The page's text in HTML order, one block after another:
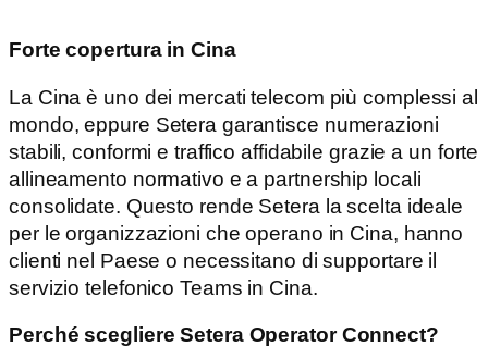
Forte copertura in Cina
La Cina è uno dei mercati telecom più complessi al
mondo, eppure Setera garantisce numerazioni
stabili, conformi e traffico affidabile grazie a un forte
allineamento normativo e a partnership locali
consolidate. Questo rende Setera la scelta ideale
per le organizzazioni che operano in Cina, hanno
clienti nel Paese o necessitano di supportare il
servizio telefonico Teams in Cina.
Perché scegliere Setera Operator Connect?